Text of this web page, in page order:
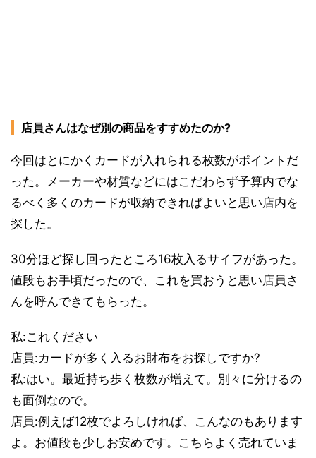
店員さんはなぜ別の商品をすすめたのか?
今回はとにかくカードが入れられる枚数がポイントだ
った。メーカーや材質などにはこだわらず予算内でな
るべく多くのカードが収納できればよいと思い店内を
探した。
30分ほど探し回ったところ16枚入るサイフがあった。
値段もお手頃だったので、これを買おうと思い店員さ
んを呼んできてもらった。
私:これください
店員:カードが多く入るお財布をお探しですか?
私:はい。最近持ち歩く枚数が増えて。別々に分けるの
も面倒なので。
店員:例えば12枚でよろしければ、こんなのもあります
よ。お値段も少しお安めです。こちらよく売れていま